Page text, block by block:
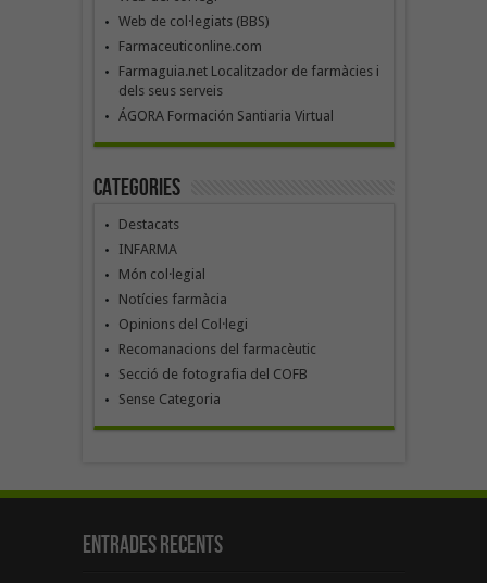
Web de col·legiats (BBS)
Farmaceuticonline.com
Farmaguia.net Localitzador de farmàcies i
dels seus serveis
ÁGORA Formación Santiaria Virtual
Categories
Destacats
INFARMA
Món col·legial
Notícies farmàcia
Opinions del Col·legi
Recomanacions del farmacèutic
Secció de fotografia del COFB
Sense Categoria
Entrades recents